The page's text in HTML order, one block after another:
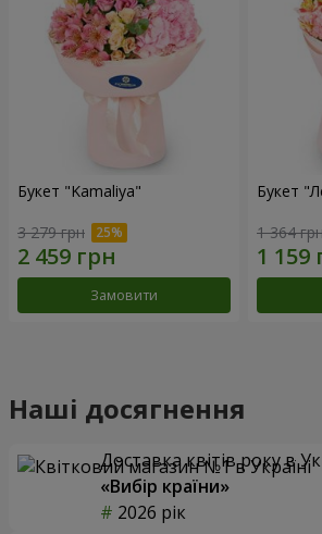
Букет "Kamaliya"
3 279 грн
Замовити
Букет
1 364
Наші досягнення
Доставка квітів року в
«Вибір країни»
2026 рік